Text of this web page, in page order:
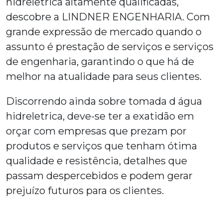
descobre a LINDNER ENGENHARIA. Com
grande expressão de mercado quando o
assunto é prestação de serviços e serviços
de engenharia, garantindo o que há de
melhor na atualidade para seus clientes.
Discorrendo ainda sobre tomada d água
hidreletrica, deve-se ter a exatidão em
orçar com empresas que prezam por
produtos e serviços que tenham ótima
qualidade e resistência, detalhes que
passam despercebidos e podem gerar
prejuízo futuros para os clientes.